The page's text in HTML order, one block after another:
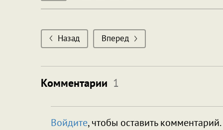
Назад Вперед
Комментарии 1
Войдите, чтобы оставить комментарий.